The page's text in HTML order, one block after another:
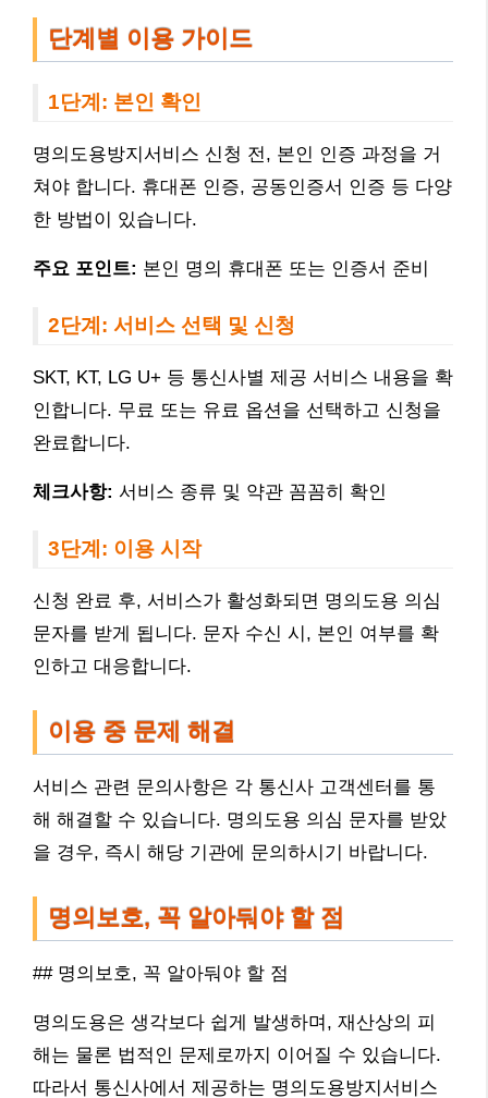
단계별 이용 가이드
1단계: 본인 확인
명의도용방지서비스 신청 전, 본인 인증 과정을 거
쳐야 합니다. 휴대폰 인증, 공동인증서 인증 등 다양
한 방법이 있습니다.
주요 포인트: 본인 명의 휴대폰 또는 인증서 준비
2단계: 서비스 선택 및 신청
SKT, KT, LG U+ 등 통신사별 제공 서비스 내용을 확
인합니다. 무료 또는 유료 옵션을 선택하고 신청을
완료합니다.
체크사항: 서비스 종류 및 약관 꼼꼼히 확인
3단계: 이용 시작
신청 완료 후, 서비스가 활성화되면 명의도용 의심
문자를 받게 됩니다. 문자 수신 시, 본인 여부를 확
인하고 대응합니다.
이용 중 문제 해결
서비스 관련 문의사항은 각 통신사 고객센터를 통
해 해결할 수 있습니다. 명의도용 의심 문자를 받았
을 경우, 즉시 해당 기관에 문의하시기 바랍니다.
명의보호, 꼭 알아둬야 할 점
## 명의보호, 꼭 알아둬야 할 점
명의도용은 생각보다 쉽게 발생하며, 재산상의 피
해는 물론 법적인 문제로까지 이어질 수 있습니다.
따라서 통신사에서 제공하는 명의도용방지서비스